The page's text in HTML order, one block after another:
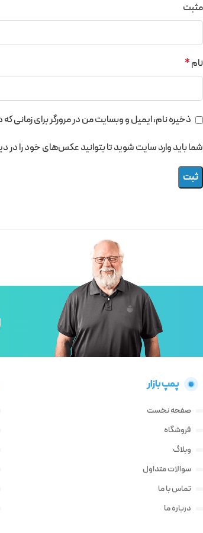
مثبت
نام*
ذخیره نام، ایمیل و وبسایت من در مرورگر برای زمانی
شما باید وارد سایت شوید تا بتوانید عکس‌های خود را در
پمپ بازار
صفحه نخست
فروشگاه
وبلاگ
سوالات متداول
تماس با ما
درباره ما